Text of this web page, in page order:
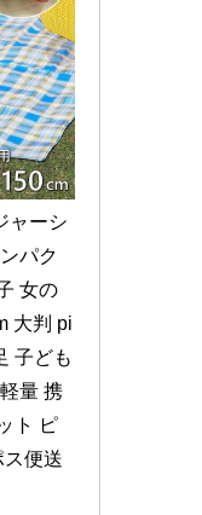
ャーシ
パク
女の
大判 pi
子ども
量 携
ト ピ
ス便送